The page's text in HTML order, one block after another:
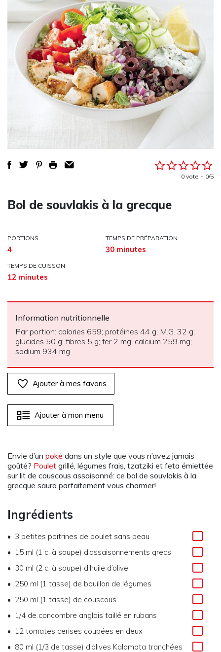
0 vote 0/5
Bol de souvlakis à la grecque
PORTIONS
4
TEMPS DE PRÉPARATION
30 minutes
TEMPS DE CUISSON
12 minutes
Information nutritionnelle
Par portion: calories 659; protéines 44 g; M.G. 32 g;
glucides 50 g; fibres 5 g; fer 2 mg; calcium 259 mg;
sodium 934 mg
Ajouter à mes favoris
Ajouter à mon menu
Envie d’un poké dans un style que vous n’avez jamais
goûté? Poulet grillé, légumes frais, tzatziki et feta émiettée
sur lit de couscous assaisonné: ce bol de souvlakis à la
grecque saura parfaitement vous charmer!
Ingrédients
3 petites poitrines de poulet sans peau
15 ml (1 c. à soupe) d’assaisonnements grecs
30 ml (2 c. à soupe) d’huile d’olive
250 ml (1 tasse) de bouillon de légumes
250 ml (1 tasse) de couscous
1/4 de concombre anglais taillé en rubans
12 tomates cerises coupées en deux
80 ml (1/3 de tasse) d’olives Kalamata tranchées